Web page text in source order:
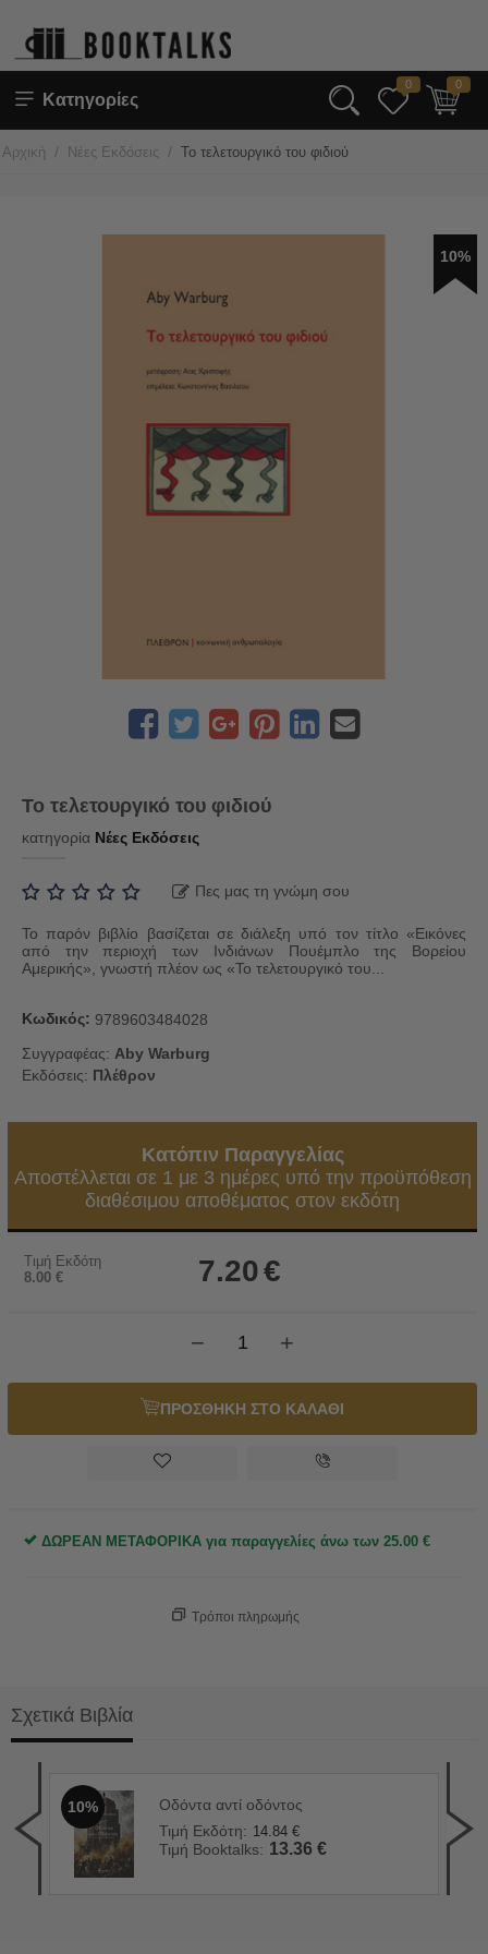
Κατηγορίες
0 0
Αρχική / Νέες Εκδόσεις / Το τελετουργικό του φιδιού
10%
Το τελετουργικό του φιδιού
κατηγορία Νέες Εκδόσεις
Πες μας τη γνώμη σου
To παρόν βιβλίο βασίζεται σε διάλεξη υπό τον τίτλο «Εικόνες
από την περιοχή των Ινδιάνων Πουέμπλο της Βορείου
Αμερικής», γνωστή πλέον ως «Το τελετουργικό του...
Κωδικός: 9789603484028
Συγγραφέας: Aby Warburg
Εκδόσεις: Πλέθρον
Κατόπιν Παραγγελίας
Αποστέλλεται σε 1 με 3 ημέρες υπό την προϋπόθεση
διαθέσιμου αποθέματος στον εκδότη
Τιμή Εκδότη
8.00 € 7.20€
+
−
ΠΡΟΣΘΗΚΗ ΣΤΟ ΚΑΛΑΘΙ
ΔΩΡΕΑΝ ΜΕΤΑΦΟΡΙΚΑ για παραγγελίες άνω των 25.00 €
Τρόποι πληρωμής
Σχετικά Βιβλία
10%
Οδόντα αντί οδόντος
Τιμή Εκδότη: 14.84 €
Τιμή Booktalks: 13.36 €